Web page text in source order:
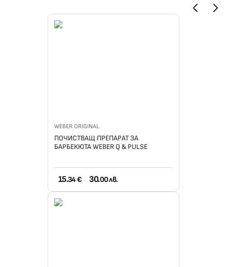
WEBER ORIGINAL
ПОЧИСТВАЩ ПРЕПАРАТ ЗА
БАРБЕКЮТА WEBER Q & PULSE
15.34 € 30.00 лв.